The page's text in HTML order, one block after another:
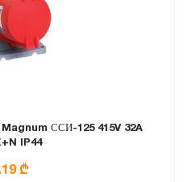
ССИ-125 415V 32A
IP44
₾